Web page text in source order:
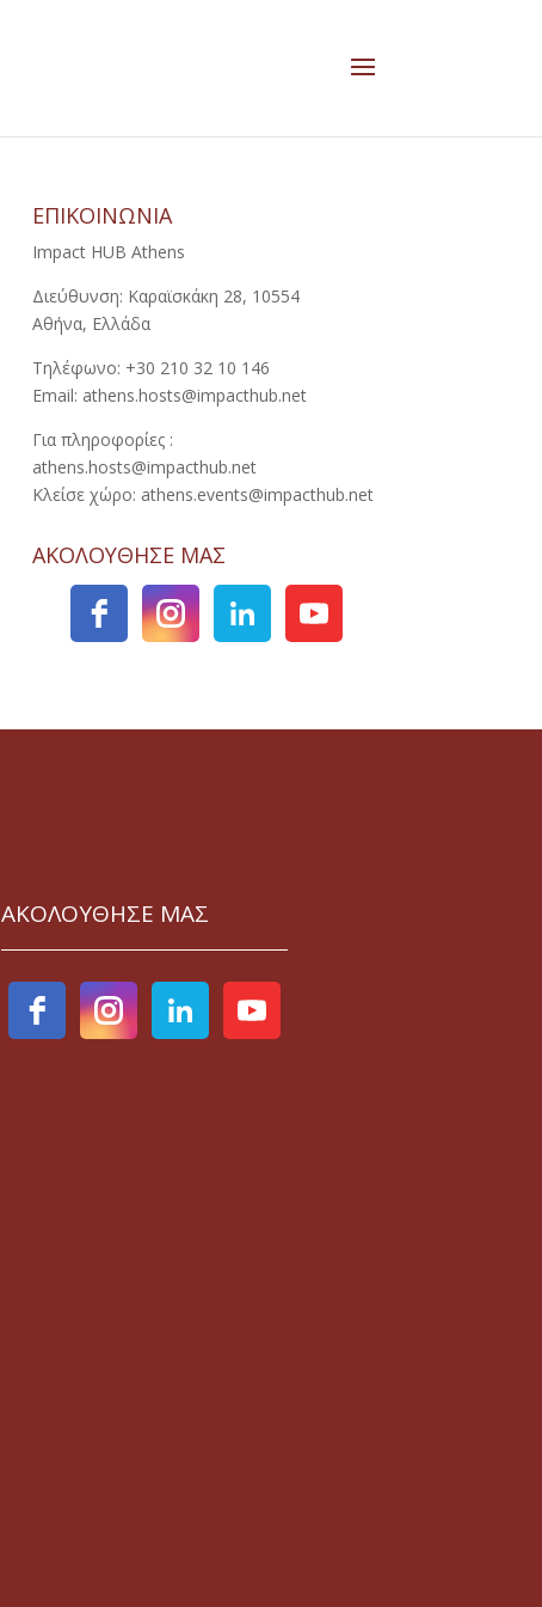
ΕΠΙΚΟΙΝΩΝΙΑ
Impact HUB Athens
Διεύθυνση: Καραϊσκάκη 28, 10554
Αθήνα, Ελλάδα
Τηλέφωνο: +30 210 32 10 146
Email: athens.hosts@impacthub.net
Για πληροφορίες :
athens.hosts@impacthub.net
Κλείσε χώρο: athens.events@impacthub.net
ΑΚΟΛΟΥΘΗΣΕ ΜΑΣ
ΑΚΟΛΟΥΘΗΣΕ ΜΑΣ